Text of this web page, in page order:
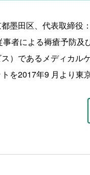
墨田区、代表取締役
者による褥瘡予防及
）であるメディカル
を2017年9 月より東